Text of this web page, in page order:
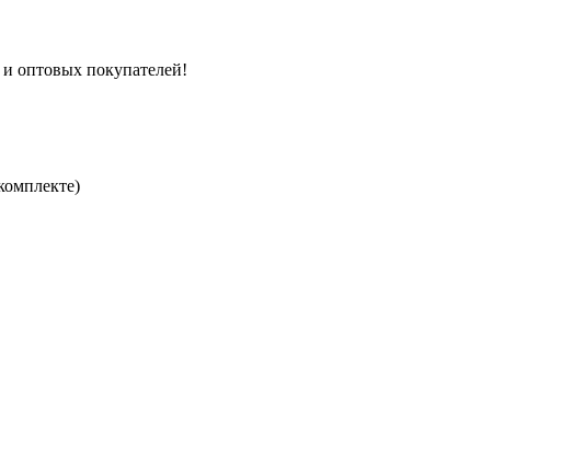
оптовых покупателей!